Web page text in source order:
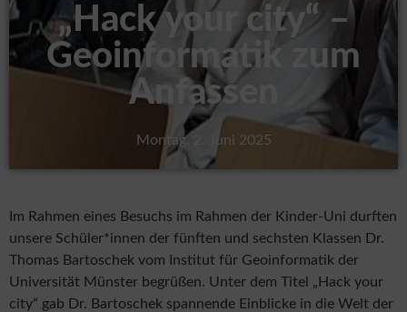
„Hack your city“ –
Geoinformatik zum
Anfassen
Montag, 2. Juni 2025
Im Rahmen eines Besuchs im Rahmen der Kinder-Uni durften
unsere Schüler*innen der fünften und sechsten Klassen Dr.
Thomas Bartoschek vom Institut für Geoinformatik der
Universität Münster begrüßen. Unter dem Titel „Hack your
city“ gab Dr. Bartoschek spannende Einblicke in die Welt der